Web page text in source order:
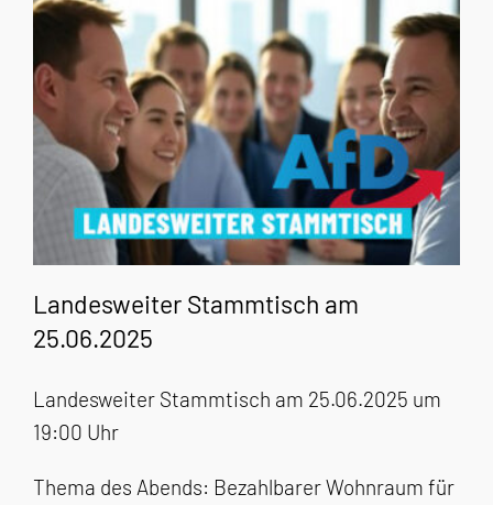
Landesweiter Stammtisch am
25.06.2025
Landesweiter Stammtisch am 25.06.2025 um
19:00 Uhr
Thema des Abends: Bezahlbarer Wohnraum für